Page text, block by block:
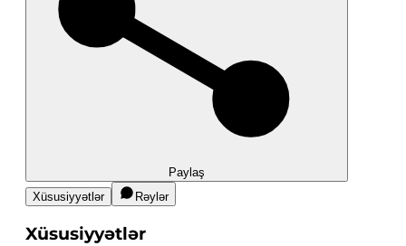
Paylaş
Xüsusiyyətlər
Rəylər
Xüsusiyyətlər